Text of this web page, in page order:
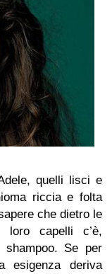
quelli lisci e
riccia e folta
che dietro le
capelli c’è,
Se per
esigenza deriva